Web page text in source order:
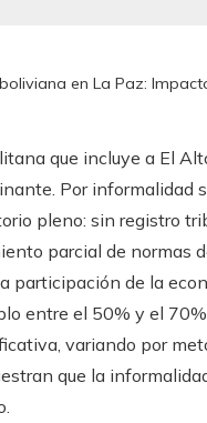
en La Paz:
que incluye a El
Por informalidad
pleno: sin registro
parcial de normas
participación de la
entre el 50% y el
variando por
que la